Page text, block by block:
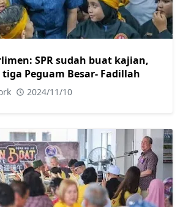
SPR sudah buat kajian,
Peguam Besar- Fadillah
2024/11/10